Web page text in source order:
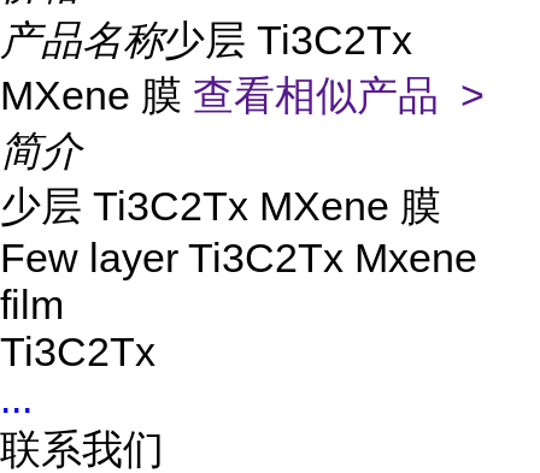
产品名称少层 Ti3C2Tx
MXene 膜 查看相似产品 >
简介
少层 Ti3C2Tx MXene 膜
Few layer Ti3C2Tx Mxene
film
Ti3C2Tx
...
联系我们